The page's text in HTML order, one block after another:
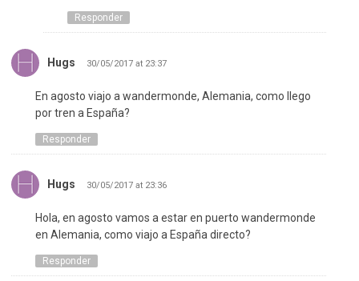
Responder
Hugs 30/05/2017 at 23:37
En agosto viajo a wandermonde, Alemania, como llego
por tren a España?
Responder
Hugs 30/05/2017 at 23:36
Hola, en agosto vamos a estar en puerto wandermonde
en Alemania, como viajo a España directo?
Responder